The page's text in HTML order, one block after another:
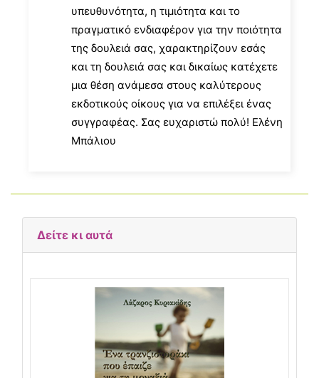
υπευθυνότητα, η τιμιότητα και το
πραγματικό ενδιαφέρον για την ποιότητα
της δουλειά σας, χαρακτηρίζουν εσάς
και τη δουλειά σας και δικαίως κατέχετε
μια θέση ανάμεσα στους καλύτερους
εκδοτικούς οίκους για να επιλέξει ένας
συγγραφέας. Σας ευχαριστώ πολύ! Ελένη
Μπάλιου
Δείτε κι αυτά